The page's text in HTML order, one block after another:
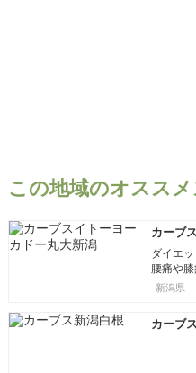
この地域のオススメ
カーブ
ダイエ
腰痛や
新潟県
カーブ